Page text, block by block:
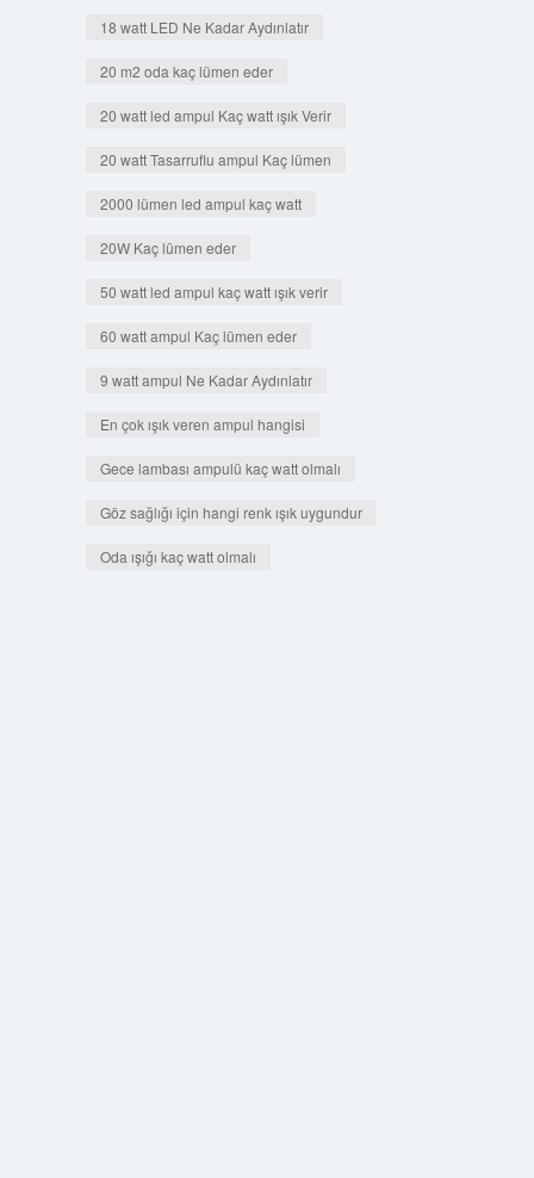
18 watt LED Ne Kadar Aydınlatır
20 m2 oda kaç lümen eder
20 watt led ampul Kaç watt ışık Verir
20 watt Tasarruflu ampul Kaç lümen
2000 lümen led ampul kaç watt
20W Kaç lümen eder
50 watt led ampul kaç watt ışık verir
60 watt ampul Kaç lümen eder
9 watt ampul Ne Kadar Aydınlatır
En çok ışık veren ampul hangisi
Gece lambası ampulü kaç watt olmalı
Göz sağlığı için hangi renk ışık uygundur
Oda ışığı kaç watt olmalı